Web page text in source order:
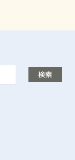
検索